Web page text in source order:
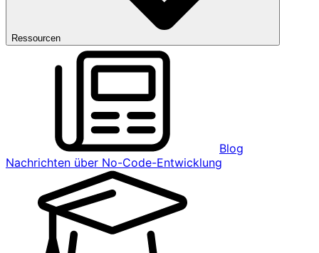
Ressourcen
Blog
Nachrichten über No-Code-Entwicklung